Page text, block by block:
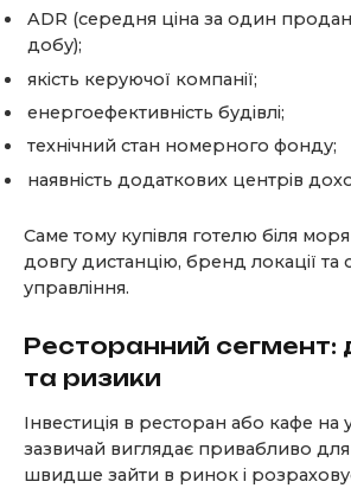
ADR (середня ціна за один
добу);
якість керуючої компанії;
енергоефективність будівлі;
технічний стан номерного фонду;
наявність додаткових центрів
Саме тому купівля готелю біля
довгу дистанцію, бренд локації та
управління.
Ресторанний сегмент:
та ризики
Інвестиція в ресторан або кафе
зазвичай виглядає привабливо для
швидше зайти в ринок і